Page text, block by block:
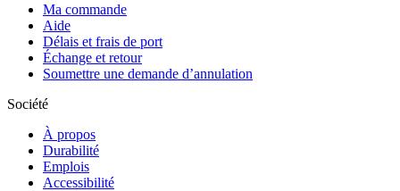
Ma commande
Aide
Délais et frais de port
Échange et retour
Soumettre une demande d’annulation
Société
À propos
Durabilité
Emplois
Accessibilité